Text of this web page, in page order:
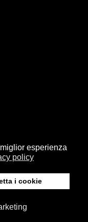
esperienza
policy
i cookie